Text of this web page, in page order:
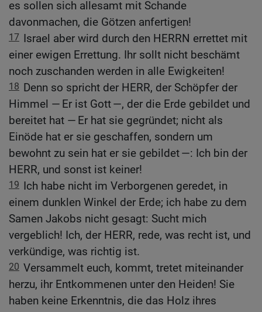
es sollen sich allesamt mit Schande
davonmachen, die Götzen anfertigen!
17 Israel aber wird durch den HERRN errettet mit
einer ewigen Errettung. Ihr sollt nicht beschämt
noch zuschanden werden in alle Ewigkeiten!
18 Denn so spricht der HERR, der Schöpfer der
Himmel — Er ist Gott —, der die Erde gebildet und
bereitet hat — Er hat sie gegründet; nicht als
Einöde hat er sie geschaffen, sondern um
bewohnt zu sein hat er sie gebildet —: Ich bin der
HERR, und sonst ist keiner!
19 Ich habe nicht im Verborgenen geredet, in
einem dunklen Winkel der Erde; ich habe zu dem
Samen Jakobs nicht gesagt: Sucht mich
vergeblich! Ich, der HERR, rede, was recht ist, und
verkündige, was richtig ist.
20 Versammelt euch, kommt, tretet miteinander
herzu, ihr Entkommenen unter den Heiden! Sie
haben keine Erkenntnis, die das Holz ihres